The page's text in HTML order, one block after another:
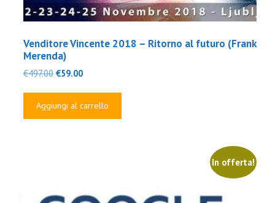
Venditore Vincente 2018 – Ritorno al futuro (Frank
Merenda)
€497.00 Il
era:
€59.00Il
è:
Aggiungi al carrello
In offerta!